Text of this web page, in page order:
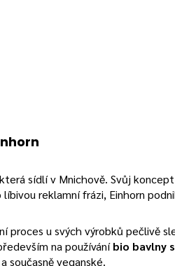
sídlí v Mnichově. Svůj
reklamní frázi, Einhorn
proces u svých výrobků pečlivě
na používáníbio bavlny
současně veganské.